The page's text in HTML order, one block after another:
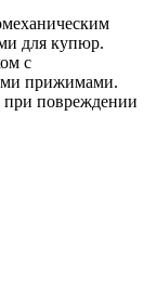
для купюр.
с
прижимами.
при повреждении